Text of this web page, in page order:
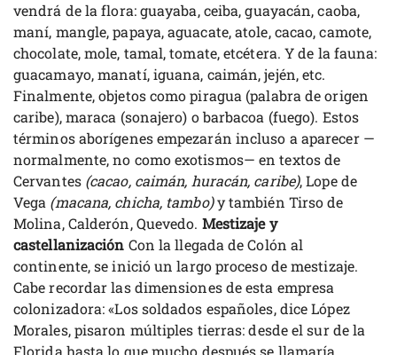
vendrá de la flora: guayaba, ceiba, guayacán, caoba,
maní, mangle, papaya, aguacate, atole, cacao, camote,
chocolate, mole, tamal, tomate, etcétera. Y de la fauna:
guacamayo, manatí, iguana, caimán, jején, etc.
Finalmente, objetos como piragua (palabra de origen
caribe), maraca (sonajero) o barbacoa (fuego). Estos
términos aborígenes empezarán incluso a aparecer —
normalmente, no como exotismos— en textos de
Cervantes (cacao, caimán, huracán, caribe), Lope de
Vega (macana, chicha, tambo)y también Tirso de
Molina, Calderón, Quevedo. Mestizaje y
castellanización Con la llegada de Colón al
continente, se inició un largo proceso de mestizaje.
Cabe recordar las dimensiones de esta empresa
colonizadora: «Los soldados españoles, dice López
Morales, pisaron múltiples tierras: desde el sur de la
Florida hasta lo que mucho después se llamaría